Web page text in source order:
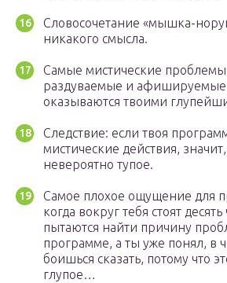
Словосочетание «мышка-
никакого смысла.
Самые мистические
раздуваемые и
оказываются твоими
Следствие: если твоя
мистические действия,
невероятно тупое.
Самое плохое ощущение для
когда вокруг тебя стоят
пытаются найти причину
программе, а ты уже понял, в
боишься сказать, потому что
глупое…